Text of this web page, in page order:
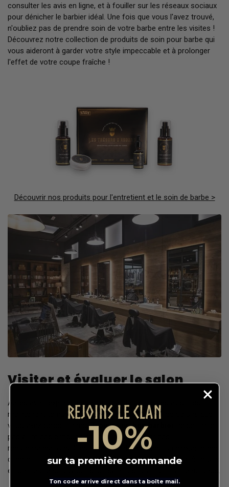
consulter les avis en ligne, et à fouiller sur les réseaux sociaux
pour dénicher le barbier idéal. Une fois que vous l'avez trouvé,
n'oubliez pas de prendre soin de votre barbe entre les visites !
Découvrez notre collection de produits de soin pour barbe qui
vous aideront à garder votre style impeccable et à prolonger
l'effet de votre coupe fraîche !
Découvrir nos produits pour l'entretient et le soin de barbe >
Visiter et évaluer le salon
Après avoir exploré les recommandations et les avis, il est
maintenant temps de faire le saut et de visiter les salons que
vous avez sélectionnés.Trouver un bon barbier
pas à lire des critiques en ligne ou à écouter des
recommandations. C'est également une question d'expérience
directe. Lors de votre visite, plusieurs facteurs doivent être pris
en compte pour évaluer si un salon est vraiment fait pour vous.
REJOINS LE CLAN​
-10%
sur ta première commande
Ton code arrive direct dans ta boîte mail.